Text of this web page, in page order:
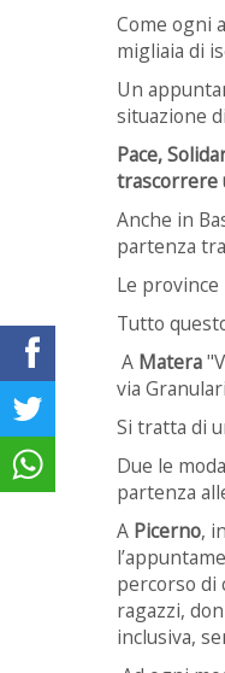
Come ogni
migliaia di
Un
situazione
Pace,
trascorrere
Anche in
partenza
Le
Tutto
A Matera
via
Si tratta di
Due le
partenza
A Picerno,
percorso di
ragazzi,
inclusiva,